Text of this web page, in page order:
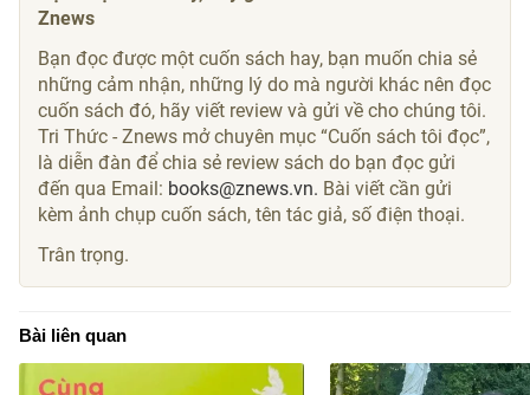
Znews
Bạn đọc được một cuốn sách hay, bạn muốn chia sẻ
những cảm nhận, những lý do mà người khác nên đọc
cuốn sách đó, hãy viết review và gửi về cho chúng tôi.
Tri Thức - Znews mở chuyên mục “Cuốn sách tôi đọc”,
là diễn đàn để chia sẻ review sách do bạn đọc gửi
đến qua Email: books@znews.vn. Bài viết cần gửi
kèm ảnh chụp cuốn sách, tên tác giả, số điện thoại.
Trân trọng.
Bài liên quan